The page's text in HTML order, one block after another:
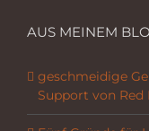
AUS MEINEM
geschmeidige
Support von